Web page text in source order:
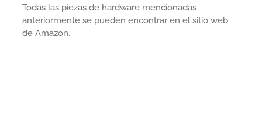
Todas las piezas de hardware mencionadas
anteriormente se pueden encontrar en el sitio web
de Amazon.